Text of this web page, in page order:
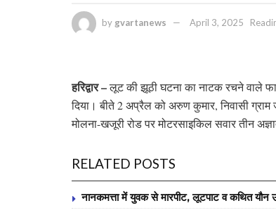
by gvartanews April 3, 2025
हरिद्वार –लूट की झूठी घटना का नाटक रचने वाले
दिया। बीते 2 अप्रैल को अरुण कुमार, निवासी ग्राम
मोलना-खजूरी रोड पर मोटरसाइकिल सवार तीन
RELATED POSTS
नानकमत्ता में युवक से मारपीट, लूटपाट व कथित यौन